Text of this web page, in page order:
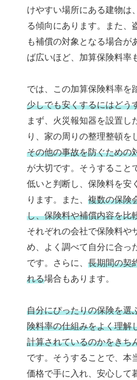
けやすい場所にある建物は
る傾向にあります。また、
も補償の対象となる場合が
ば広いほど、加算保険料率
では、この加算保険料率を
少しでも安くするにはどう
まず、火災報知器を設置し
り、家の周りの整理整頓を
その他の事故を防ぐための
が大切です。そうすること
低いと判断し、保険料を安
ります。また、 複数の保険
し、保険料や補償内容を比
それぞれの会社で保険料や
め、よく調べて自分に合っ
です。さらに、 長期間の契
れる場合もあります。
自分にぴったりの保険を選
険料率の仕組みをよく理解
計算されているのかをきち
です。そうすることで、本
価格で手に入れ、安心して